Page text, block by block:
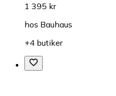
1 395 kr
hos Bauhaus
+4 butiker